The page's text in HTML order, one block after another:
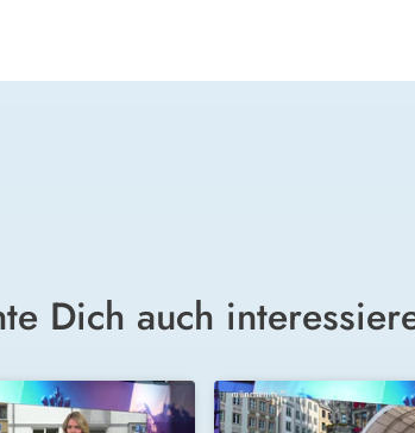
Dich auch